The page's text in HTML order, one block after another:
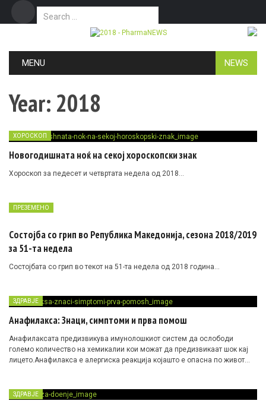
Search for:
MENU NEWS
Year: 2018
ХОРОСКОП
Новогодишната ноќ на секој хороскопски знак
Хороскоп за педесет и четвртата недела од 2018…
ПРЕЗЕМЕНО
Состојба со грип во Република Македонија, сезона 2018/2019
за 51-та недела
Состојбата со грип во текот на 51-та недела од 2018 година…
ЗДРАВЈЕ
Анафилакса: Знаци, симптоми и прва помош
Анафилаксата предизвикува имунолошкиот систем да ослободи
големо количество на хемикалии кои можат да предизвикаат шок кај
лицето.Анафилакса е алергиска реакција којашто е опасна по живот…
ЗДРАВЈЕ